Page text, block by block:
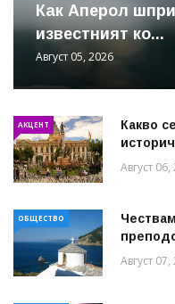
Как Аперол
известният ко...
Август 05, 2026
АКЦЕНТ
Какво
Август
ОБЩЕСТВО
Август